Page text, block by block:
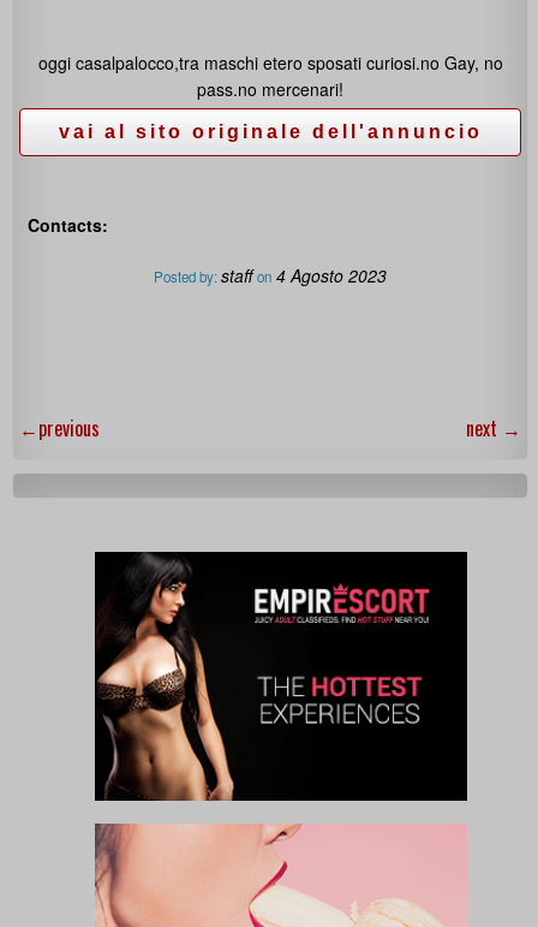
oggi casalpalocco,tra maschi etero sposati curiosi.no Gay, no
pass.no mercenari!
Contacts:
Posted by:staff on 4 Agosto 2023
←previous next →